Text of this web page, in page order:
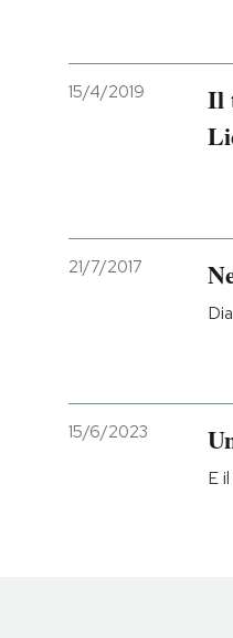
15/4/2019
Il
21/7/2017
15/6/2023
E